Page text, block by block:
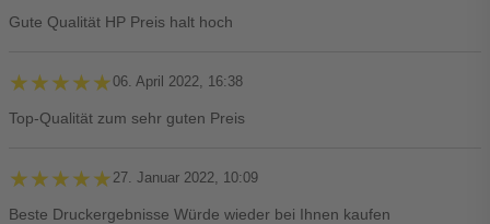
Gute Qualität HP Preis halt hoch
★★★★★
★★★★★06. April 2022, 16:38
Top-Qualität zum sehr guten Preis
★★★★★
★★★★★ 27. Januar 2022, 10:09
Beste Druckergebnisse Würde wieder bei Ihnen kaufen